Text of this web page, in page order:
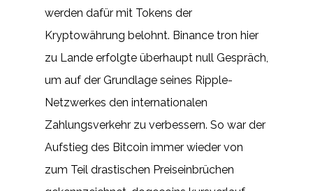
werden dafür mit Tokens der
Kryptowährung belohnt. Binance tron hier
zu Lande erfolgte überhaupt null Gespräch,
um auf der Grundlage seines Ripple-
Netzwerkes den internationalen
Zahlungsverkehr zu verbessern. So war der
Aufstieg des Bitcoin immer wieder von
zum Teil drastischen Preiseinbrüchen